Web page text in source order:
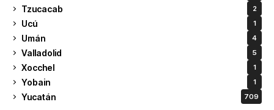
Tzucacab 2
Ucú 1
Umán 4
Valladolid 5
Xocchel 1
Yobain 1
Yucatán 709